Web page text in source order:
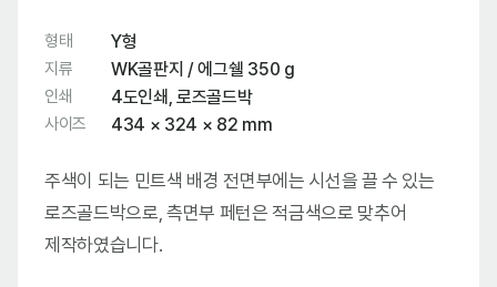
형태 Y형
지류 WK골판지 / 에그쉘 350 g
인쇄 4도인쇄, 로즈골드박
사이즈 434 × 324 × 82 mm
주색이 되는 민트색 배경 전면부에는 시선을 끌 수 있는
로즈골드박으로, 측면부 페턴은 적금색으로 맞추어
제작하였습니다.